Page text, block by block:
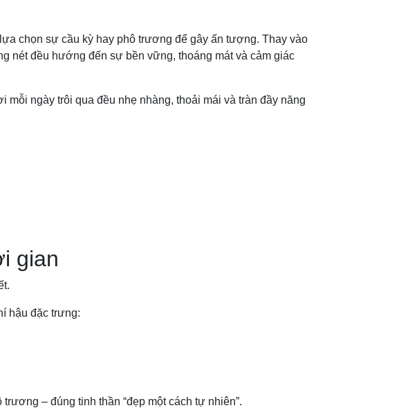
chọn sự cầu kỳ hay phô trương để gây ấn tượng. Thay vào
nét đều hướng đến sự bền vững, thoáng mát và cảm giác
ngày trôi qua đều nhẹ nhàng, thoải mái và tràn đầy năng
gian
hậu đặc trưng:
– đúng tinh thần “đẹp một cách tự nhiên”.